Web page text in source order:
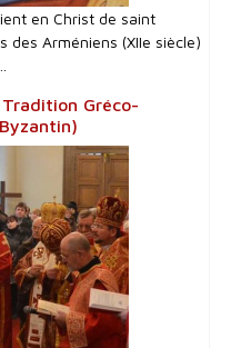
en Christ de saint
des Arméniens (XIIe siècle)
Gréco-